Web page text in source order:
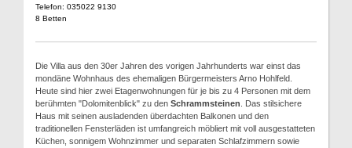
Telefon: 035022 9130
8 Betten
Die Villa aus den 30er Jahren des vorigen Jahrhunderts war einst das
mondäne Wohnhaus des ehemaligen Bürgermeisters Arno Hohlfeld.
Heute sind hier zwei Etagenwohnungen für je bis zu 4 Personen mit dem
berühmten "Dolomitenblick" zu den Schrammsteinen . Das stilsichere
Haus mit seinen ausladenden überdachten Balkonen und den
traditionellen Fensterläden ist umfangreich möbliert mit voll ausgestatteten
Küchen, sonnigem Wohnzimmer und separaten Schlafzimmern sowie